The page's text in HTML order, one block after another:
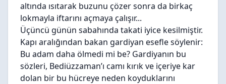
altında ısıtarak buzunu çözer sonra da birkaç
lokmayla iftarını açmaya çalışır...
Üçüncü günün sabahında takati iyice kesilmiştir.
Kapı aralığından bakan gardiyan esefle söylenir:
Bu adam daha ölmedi mi be? Gardiyanın bu
sözleri, Bediüzzaman’ı camı kırık ve içeriye kar
dolan bir bu hücreye neden koyduklarını